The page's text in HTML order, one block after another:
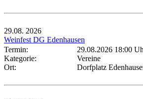
29.08. 2026
Weinfest DG Edenhausen
Termin:
29.08.2026 18:00
Kategorie:
Vereine
Ort:
Dorfplatz